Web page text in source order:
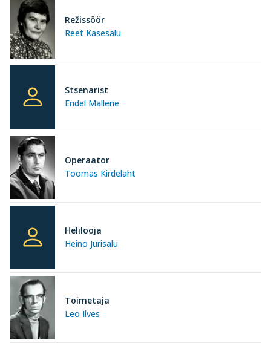
Reet Kasesalu
Režissöör
Endel Mallene
Stsenarist
Toomas Kirdelaht
Operaator
Heino Jürisalu
Helilooja
Leo Ilves
Toimetaja